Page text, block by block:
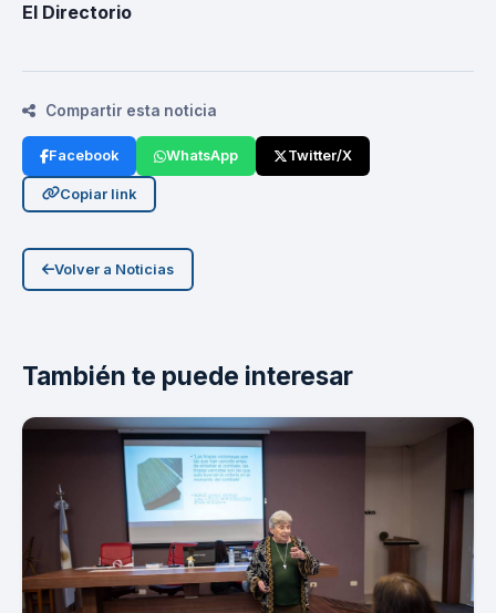
El Directorio
Compartir esta noticia
Facebook WhatsApp Twitter/X
Copiar link
Volver a Noticias
También te puede interesar